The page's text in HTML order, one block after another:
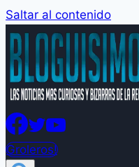
Saltar al contenido
Groleros!